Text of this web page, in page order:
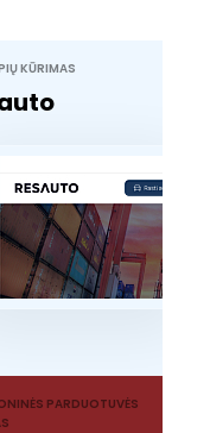
KŪRIMAS
PARDUOTUVĖS